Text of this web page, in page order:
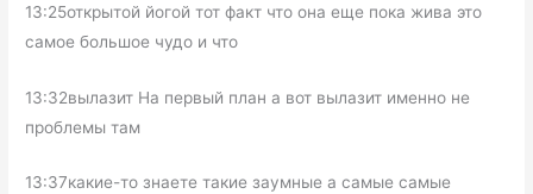
13:25открытой йогой тот факт что она еще пока жива это
самое большое чудо и что
13:32вылазит На первый план а вот вылазит именно не
проблемы там
13:37какие-то знаете такие заумные а самые самые